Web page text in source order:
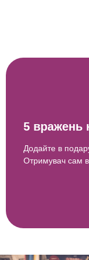
5 вражень
Додайте в
Отримувач сам